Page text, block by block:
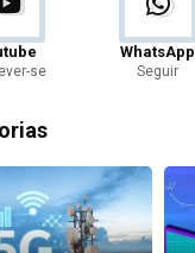
se
WhatsApp
Seguir